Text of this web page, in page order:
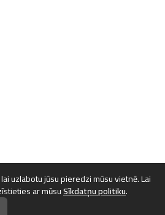
uzlabotu jūsu pieredzi mūsu vietnē. Lai
ar mūsuSīkdatņu politiku.
Visas tiesības aizsargātas.